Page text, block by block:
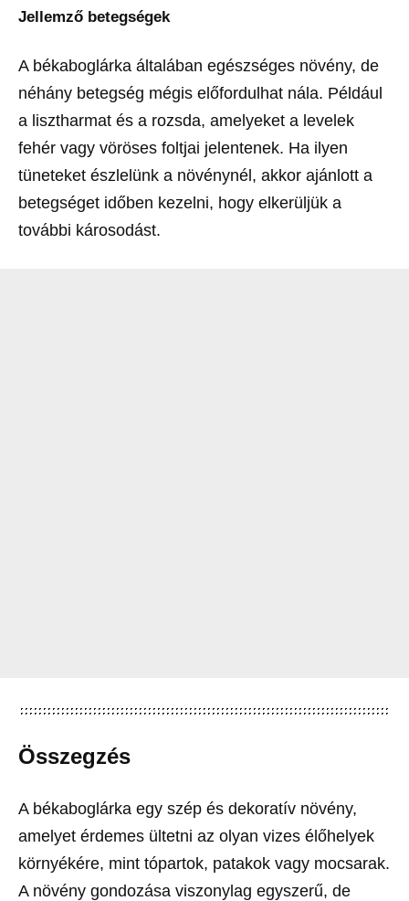
Jellemző betegségek
A békaboglárka általában egészséges növény, de
néhány betegség mégis előfordulhat nála. Például
a lisztharmat és a rozsda, amelyeket a levelek
fehér vagy vöröses foltjai jelentenek. Ha ilyen
tüneteket észlelünk a növénynél, akkor ajánlott a
betegséget időben kezelni, hogy elkerüljük a
további károsodást.
Összegzés
A békaboglárka egy szép és dekoratív növény,
amelyet érdemes ültetni az olyan vizes élőhelyek
környékére, mint tópartok, patakok vagy mocsarak.
A növény gondozása viszonylag egyszerű, de